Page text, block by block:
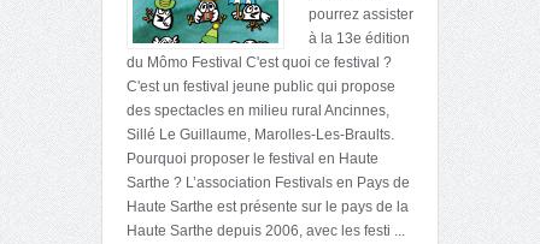
pourrez assister
à la 13e édition
du Mômo Festival C'est quoi ce festival ?
C'est un festival jeune public qui propose
des spectacles en milieu rural Ancinnes,
Sillé Le Guillaume, Marolles-Les-Braults.
Pourquoi proposer le festival en Haute
Sarthe ? L’association Festivals en Pays de
Haute Sarthe est présente sur le pays de la
Haute Sarthe depuis 2006, avec les festi ...